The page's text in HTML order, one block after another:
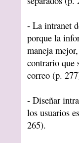
- La intranet
porque la
maneja
contrario que
correo (p.
- Diseñar
los usuarios
265).